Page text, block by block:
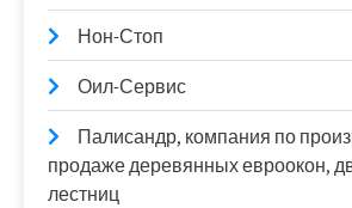
Нон-Стоп
Оил-Сервис
Палисандр, компания по
продаже деревянных евроокон,
лестниц